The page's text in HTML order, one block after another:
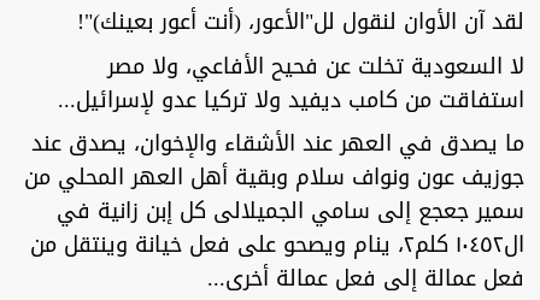
لقد آن الأوان لنقول لل"الأعور، (أنت أعور بعينك)"!
لا السعودية تخلت عن فحيح الأفاعي، ولا مصر
استفاقت من كامب ديفيد ولا تركيا عدو لإسرائيل...
ما يصدق في العهر عند الأشقاء والإخوان، يصدق عند
جوزيف عون ونواف سلام وبقية أهل العهر المحلي من
سمير جعجع إلى سامي الجميلالى كل إبن زانية في
ال١٠٤٥٢ كلم٢، ينام ويصحو على فعل خيانة وينتقل من
فعل عمالة إلى فعل عمالة أخرى...